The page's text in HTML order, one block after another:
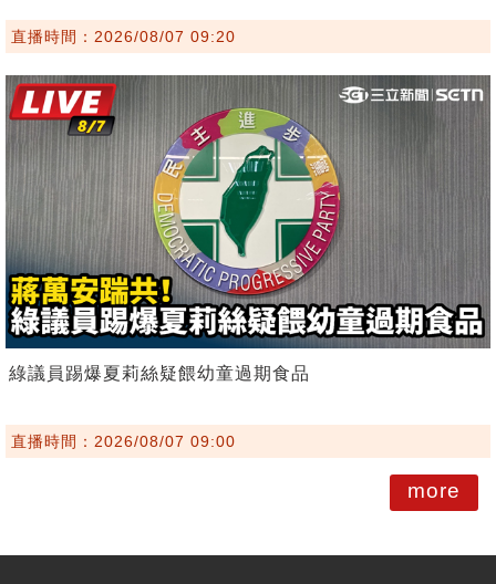
直播時間：2026/08/07 09:20
綠議員踢爆夏莉絲疑餵幼童過期食品
直播時間：2026/08/07 09:00
more